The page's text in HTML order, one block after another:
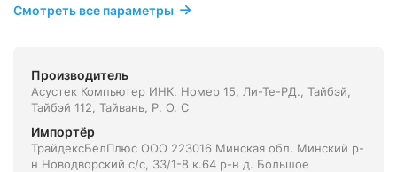
Смотреть все параметры
Производитель
Асустек Компьютер ИНК. Номер 15, Ли-Те-РД., Тайбэй,
Тайбэй 112, Тайвань, Р. О. С
Импортёр
ТрайдексБелПлюс ООО 223016 Минская обл. Минский р-
н Новодворский с/с, 33/1-8 к.64 р-н д. Большое